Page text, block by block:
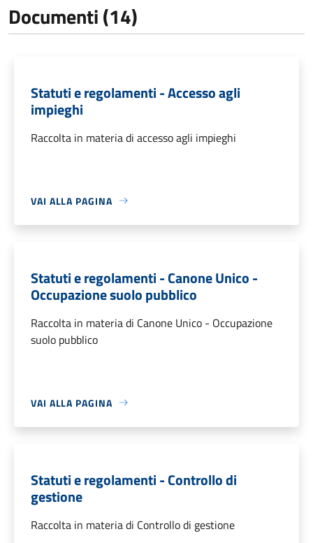
Documenti (14)
Statuti e regolamenti - Accesso agli
impieghi
Raccolta in materia di accesso agli impieghi
VAI ALLA PAGINA
Statuti e regolamenti - Canone Unico -
Occupazione suolo pubblico
Raccolta in materia di Canone Unico - Occupazione
suolo pubblico
VAI ALLA PAGINA
Statuti e regolamenti - Controllo di
gestione
Raccolta in materia di Controllo di gestione